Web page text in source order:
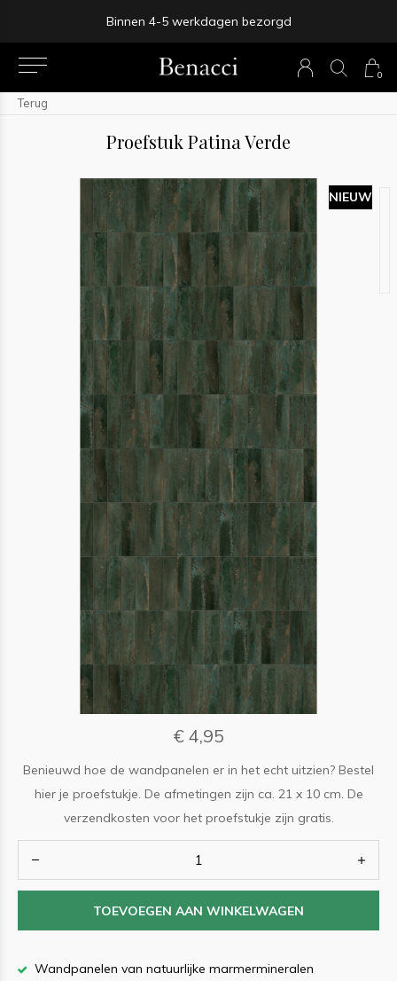
0
Binnen 4-5 werkdagen bezorgd
Terug
Proefstuk Patina Verde
NIEUW
€ 4,95
Benieuwd hoe de wandpanelen er in het echt uitzien? Bestel
hier je proefstukje. De afmetingen zijn ca. 21 x 10 cm. De
verzendkosten voor het proefstukje zijn gratis.
TOEVOEGEN AAN WINKELWAGEN
Wandpanelen van natuurlijke marmermineralen